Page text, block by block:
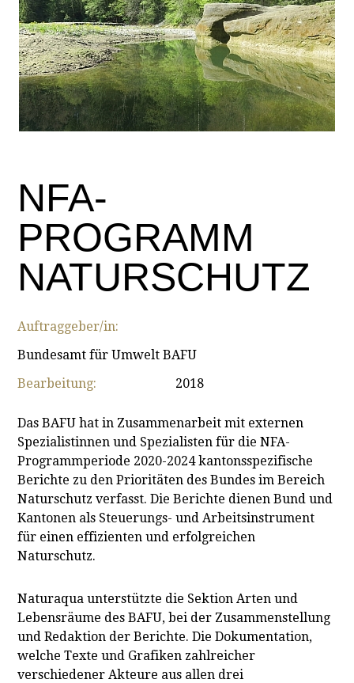
NFA-
PROGRAMM
NATURSCHUTZ
Auftraggeber/in:
Bundesamt für Umwelt BAFU
Bearbeitung:
2018
Das BAFU hat in Zusammenarbeit mit externen
Spezialistinnen und Spezialisten für die NFA-
Programmperiode 2020-2024 kantonsspezifische
Berichte zu den Prioritäten des Bundes im Bereich
Naturschutz verfasst. Die Berichte dienen Bund und
Kantonen als Steuerungs- und Arbeitsinstrument
für einen effizienten und erfolgreichen
Naturschutz.
Naturaqua unterstützte die Sektion Arten und
Lebensräume des BAFU, bei der Zusammenstellung
und Redaktion der Berichte. Die Dokumentation,
welche Texte und Grafiken zahlreicher
verschiedener Akteure aus allen drei